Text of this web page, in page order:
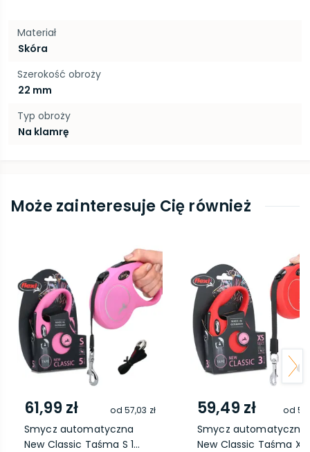
Materiał
Skóra
Szerokość obroży
22 mm
Typ obroży
Na klamrę
Może zainteresuje Cię również
61,99 zł od 57,03 zł
Smycz automatyczna
New Classic Taśma S 1...
59,49 zł od
Smycz automatyczna
New Classic Taśma XS